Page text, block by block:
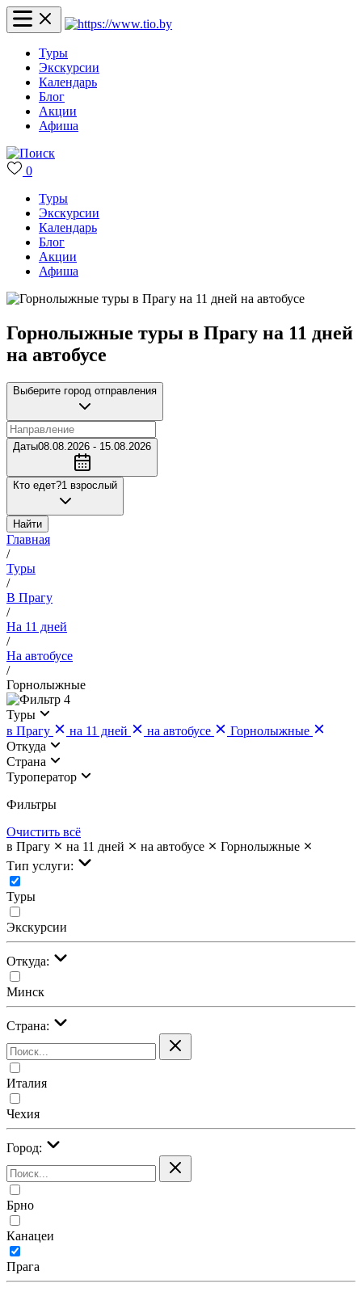
Туры
Экскурсии
Календарь
Блог
Акции
Афиша
0
Туры
Экскурсии
Календарь
Блог
Акции
Афиша
Горнолыжные туры в Прагу на 11 дней
на автобусе
Выберите город отправления
Даты08.08.2026 - 15.08.2026
Кто едет?1 взрослый
Найти
Главная
/
Туры
/
В Прагу
/
На 11 дней
/
На автобусе
/
Горнолыжные
4
Туры
в Прагу
на 11 дней на автобусе
Горнолыжные
Откуда
Страна
Туроператор
Фильтры
Очистить всё
в Прагу
на 11 дней на автобусе
Горнолыжные
Тип услуги:
Туры
Экскурсии
Откуда:
Минск
Страна:
Италия
Чехия
Город:
Брно
Канацеи
Прага